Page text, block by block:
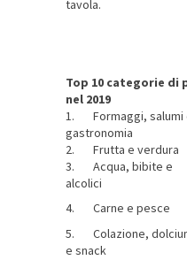
tavola.
Top 10 categorie
nel 2019
1. Formaggi, salumi
gastronomia
2. Frutta e verdura
3. Acqua, bibite e
alcolici
4. Carne e pesce
5. Colazione,
e snack